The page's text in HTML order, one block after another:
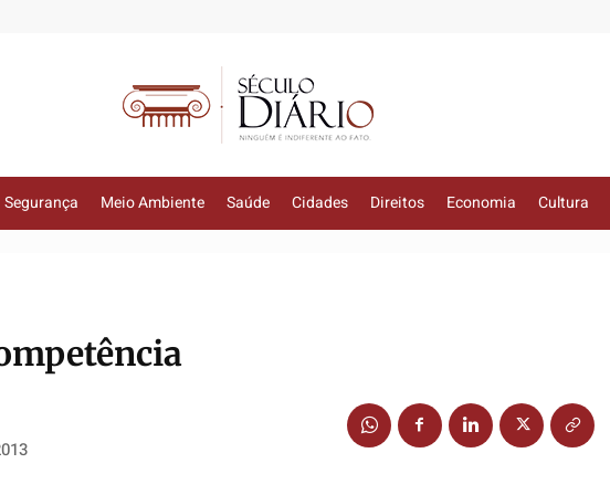
Segurança Meio Ambiente Saúde Cidades Direitos Economia Cultura